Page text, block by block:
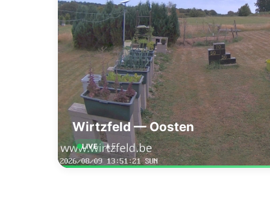
Wirtzfeld — Oosten
LIVE E